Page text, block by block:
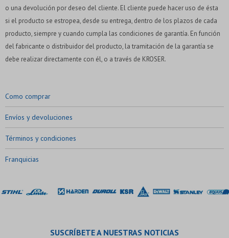
o una devolución por deseo del cliente. El cliente puede hacer uso de ésta
si el producto se estropea, desde su entrega, dentro de los plazos de cada
producto, siempre y cuando cumpla las condiciones de garantía. En función
del fabricante o distribuidor del producto, la tramitación de la garantía se
debe realizar directamente con él, o a través de KROSER.
Como comprar
Envíos y devoluciones
Términos y condiciones
Franquicias
SUSCRÍBETE A NUESTRAS NOTICIAS
Continuar